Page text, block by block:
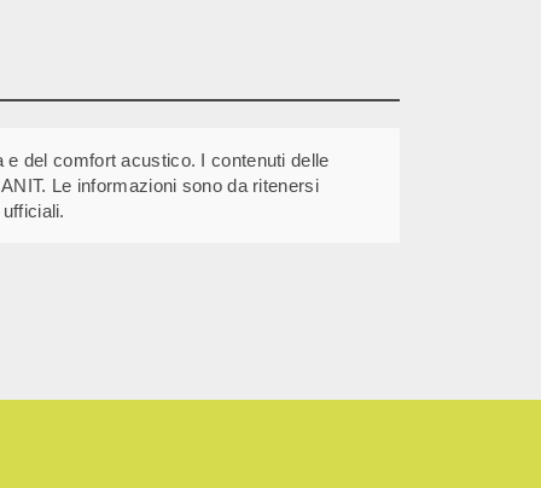
del comfort acustico. I contenuti delle
Le informazioni sono da ritenersi